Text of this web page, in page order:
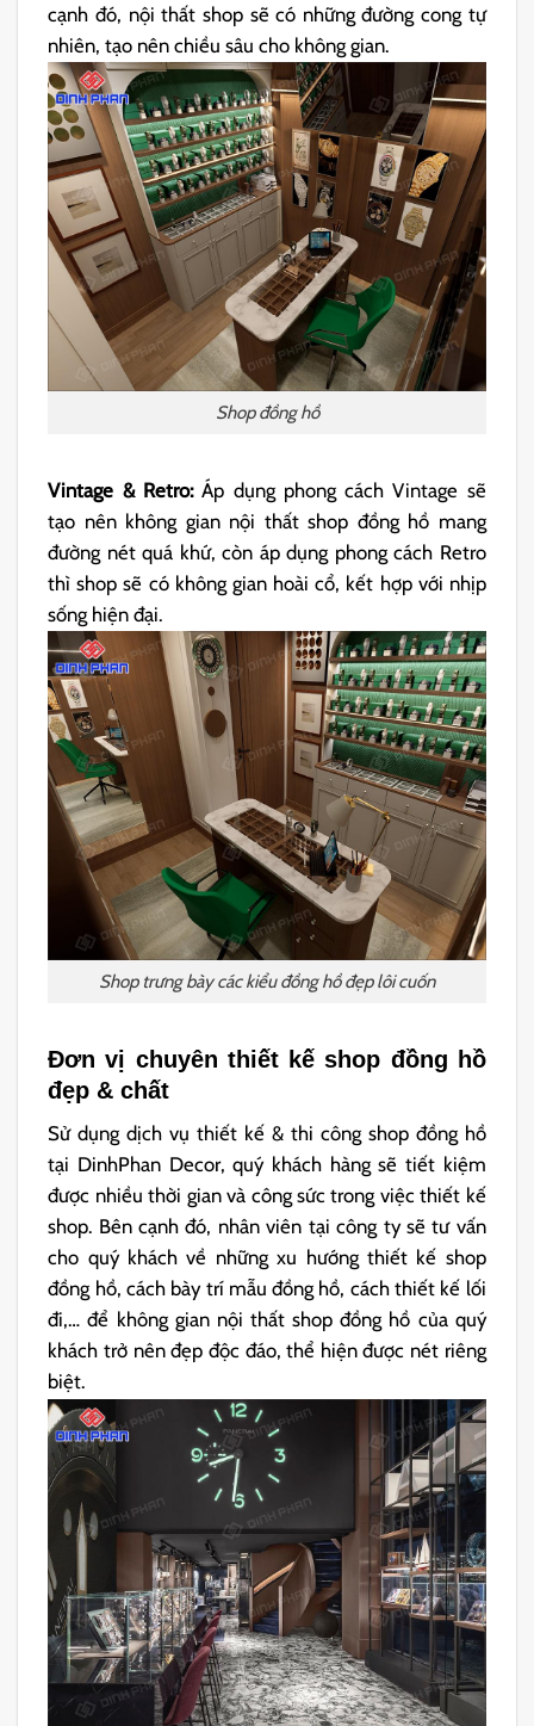
cạnh đó, nội thất shop sẽ có những đường cong tự
nhiên, tạo nên chiều sâu cho không gian.
Shop đồng hồ
Vintage & Retro:Áp dụng phong cách Vintage sẽ
tạo nên không gian nội thất shop đồng hồ mang
đường nét quá khứ, còn áp dụng phong cách Retro
thì shop sẽ có không gian hoài cổ, kết hợp với nhịp
sống hiện đại.
Shop trưng bày các kiểu đồng hồ đẹp lôi cuốn
Đơn vị chuyên thiết kế shop đồng hồ
đẹp & chất
Sử dụng dịch vụ thiết kế & thi công shop đồng hồ
tại DinhPhan Decor, quý khách hàng sẽ tiết kiệm
được nhiều thời gian và công sức trong việc thiết kế
shop. Bên cạnh đó, nhân viên tại công ty sẽ tư vấn
cho quý khách về những xu hướng thiết kế shop
đồng hồ, cách bày trí mẫu đồng hồ, cách thiết kế lối
đi,… để không gian nội thất shop đồng hồ của quý
khách trở nên đẹp độc đáo, thể hiện được nét riêng
biệt.